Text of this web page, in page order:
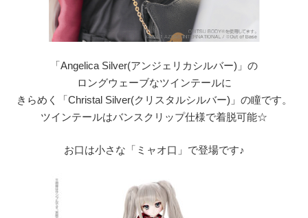
「Angelica Silver(アンジェリカシルバー)」の
ロングウェーブなツインテールに
きらめく「Christal Silver(クリスタルシルバー)」の瞳です。
ツインテールはバンスクリップ仕様で着脱可能☆
お口は小さな「ミャオ口」で登場です♪